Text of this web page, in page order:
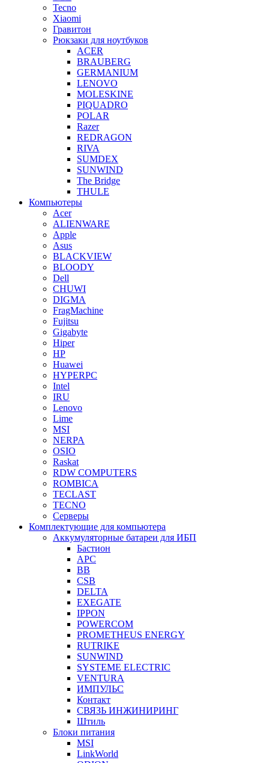
Tecno
Xiaomi
Гравитон
Рюкзаки для ноутбуков
ACER
BRAUBERG
GERMANIUM
LENOVO
MOLESKINE
PIQUADRO
POLAR
Razer
REDRAGON
RIVA
SUMDEX
SUNWIND
The Bridge
THULE
Компьютеры
Acer
ALIENWARE
Apple
Asus
BLACKVIEW
BLOODY
Dell
CHUWI
DIGMA
FragMachine
Fujitsu
Gigabyte
Hiper
HP
Huawei
HYPERPC
Intel
IRU
Lenovo
Lime
MSI
NERPA
OSIO
Raskat
RDW COMPUTERS
ROMBICA
TECLAST
TECNO
Серверы
Комплектующие для компьютера
Аккумуляторные батареи для ИБП
Бастион
APC
BB
CSB
DELTA
EXEGATE
IPPON
POWERCOM
PROMETHEUS ENERGY
RUTRIKE
SUNWIND
SYSTEME ELECTRIC
VENTURA
ИМПУЛЬС
Контакт
СВЯЗЬ ИНЖИНИРИНГ
Штиль
Блоки питания
MSI
LinkWorld